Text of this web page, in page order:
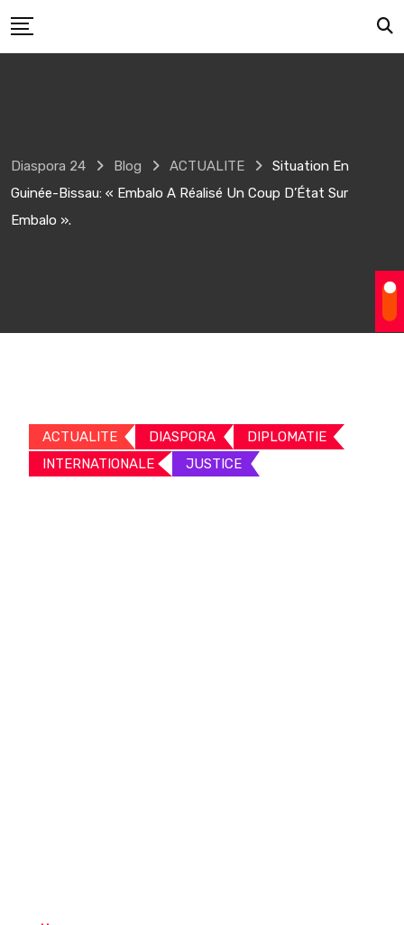
to
Diaspora 24 Blog ACTUALITE
Situation En
Guinée-Bissau: « Embalo A Réalisé Un Coup D’État Sur
Embalo ».
ACTUALITE DIASPORA
DIPLOMATIE
INTERNATIONALE
JUSTICE